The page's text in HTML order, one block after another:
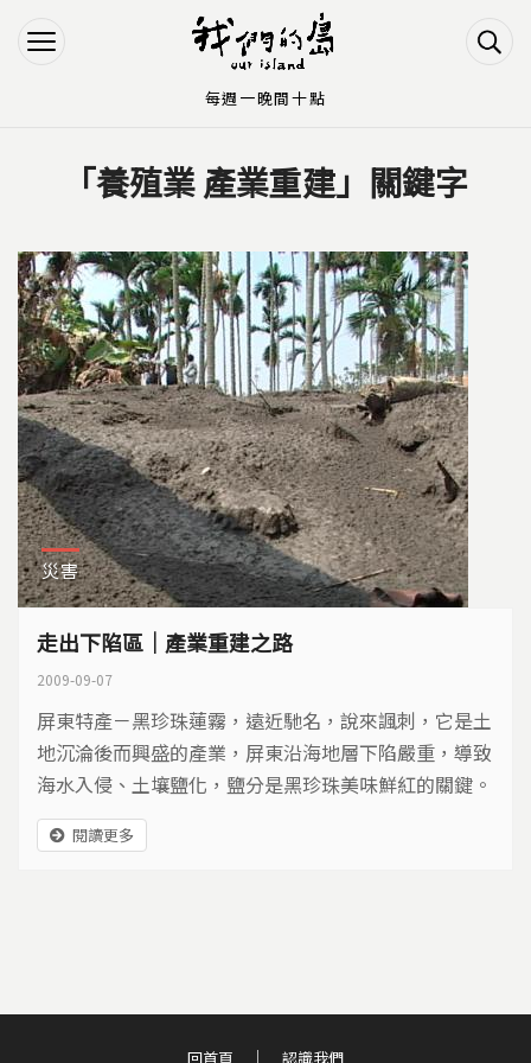
Jump to Navigation
Jump to Main content
您在這裡「養殖業 產業重建」關鍵字
災害
走出下陷區｜產業重建之路
2009-09-07
屏東特產－黑珍珠蓮霧，遠近馳名，說來諷刺，它是土
地沉淪後而興盛的產業，屏東沿海地層下陷嚴重，導致
海水入侵、土壤鹽化，鹽分是黑珍珠美味鮮紅的關鍵。
這次颱風重創林邊鄉和佳冬鄉的蓮霧園，而更靠海的石
斑魚養殖區，甚至全毀，地層下陷區是淹水的高風險
閱讀更多
回首頁 認識我們
每週一晚間十點